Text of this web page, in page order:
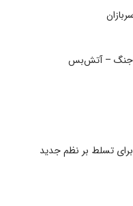
جنگ – آتش‌بس
برای تسلط بر نظم جدید